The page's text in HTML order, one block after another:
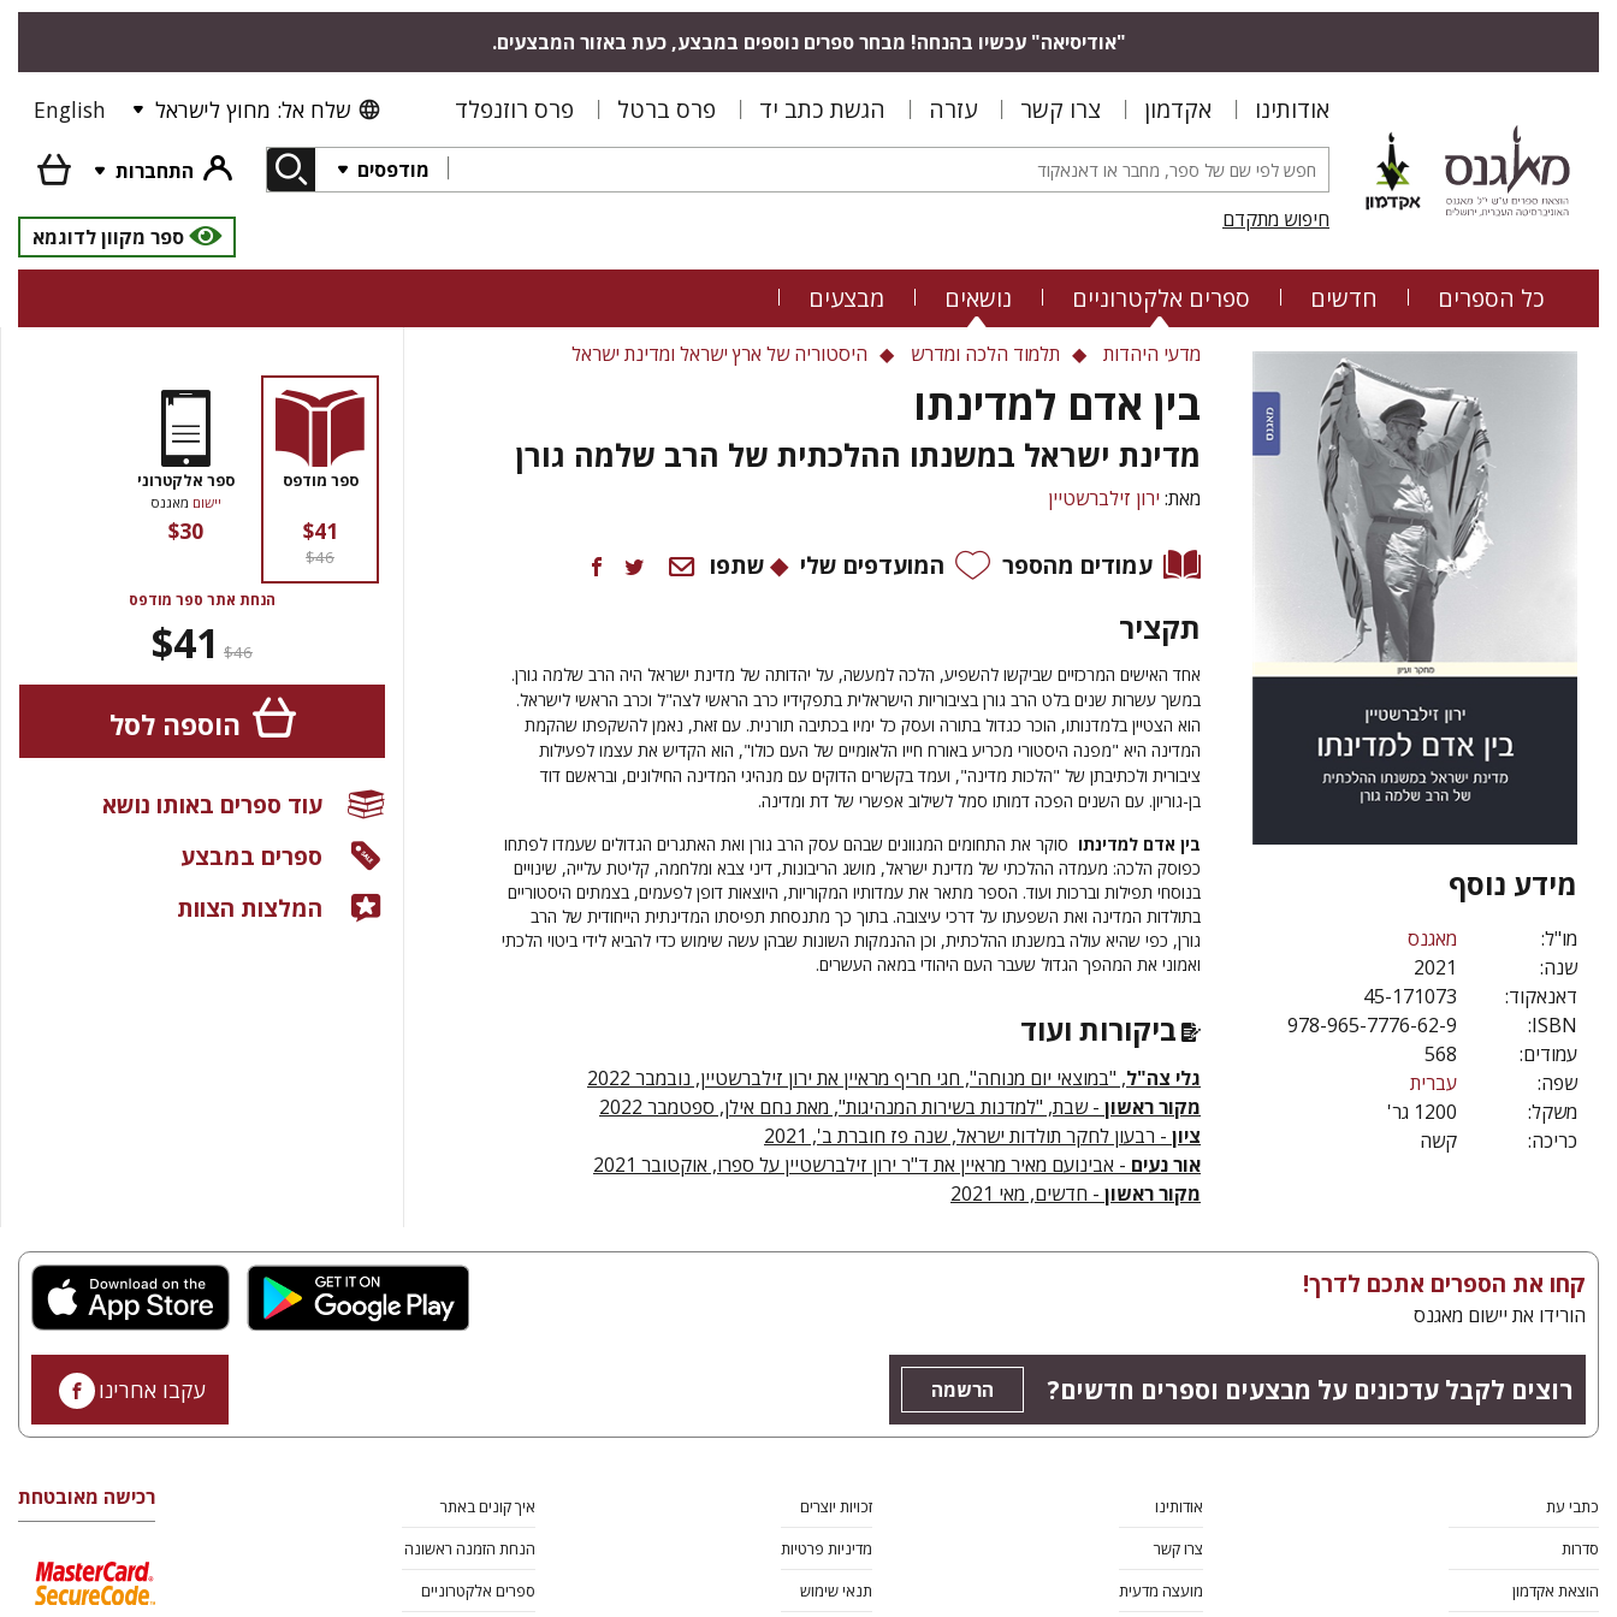
"אודיסיאה" עכשיו בהנחה! מבחר ספרים נוספים במבצע, כעת באזור המבצעים.
אודותינו אקדמון צרו קשר עזרה הגשת כתב יד פרס ברטל פרס רוזנפלד שלח אל: מחוץ לישראל English
מודפסים
התחברות
חיפוש מתקדם
ספר מקוון לדוגמא
כל הספרים חדשים ספרים אלקטרוניים נושאים מבצעים
מידע נוסף
מו"ל:
מאגנס
שנה:
2021
דאנאקוד:
45-171073
ISBN:
978-965-7776-62-9
עמודים:
568
שפה:
עברית
משקל:
1200 גר'
כריכה:
קשה
מדעי היהדות תלמוד הלכה ומדרש היסטוריה של ארץ ישראל ומדינת ישראל
בין אדם למדינתו
מדינת ישראל במשנתו ההלכתית של הרב שלמה גורן
מאת: ירון זילברשטיין
עמודים מהספר המועדפים שלי שתפו
תקציר
אחד האישים המרכזיים שביקשו להשפיע, הלכה למעשה, על יהדותה של מדינת ישראל היה הרב שלמה גורן.
במשך עשרות שנים בלט הרב גורן בציבוריות הישראלית בתפקידיו כרב הראשי לצה"ל וכרב הראשי לישראל.
הוא הצטיין בלמדנותו, הוכר כגדול בתורה ועסק כל ימיו בכתיבה תורנית. עם זאת, נאמן להשקפתו שהקמת
המדינה היא "מפנה היסטורי מכריע באורח חייו הלאומיים של העם כולו", הוא הקדיש את עצמו לפעילות
ציבורית ולכתיבתן של "הלכות מדינה", ועמד בקשרים הדוקים עם מנהיגי המדינה החילונים, ובראשם דוד
בן-גוריון. עם השנים הפכה דמותו סמל לשילוב אפשרי של דת ומדינה.
בין אדם למדינתו סוקר את התחומים המגוונים שבהם עסק הרב גורן ואת האתגרים הגדולים שעמדו לפתחו
כפוסק הלכה: מעמדה ההלכתי של מדינת ישראל, מושג הריבונות, דיני צבא ומלחמה, קליטת עלייה, שינויים
בנוסחי תפילות וברכות ועוד. הספר מתאר את עמדותיו המקוריות, היוצאות דופן לפעמים, בצמתים היסטוריים
בתולדות המדינה ואת השפעתו על דרכי עיצובה. בתוך כך מתנסחת תפיסתו המדינתית הייחודית של הרב
גורן, כפי שהיא עולה במשנתו ההלכתית, וכן ההנמקות השונות שבהן עשה שימוש כדי להביא לידי ביטוי הלכתי
ואמוני את המהפך הגדול שעבר העם היהודי במאה העשרים.
ביקורות ועוד
גלי צה"ל, "במוצאי יום מנוחה", חגי חריף מראיין את ירון זילברשטיין, נובמבר 2022
מקור ראשון - שבת, "למדנות בשירות המנהיגות", מאת נחם אילן, ספטמבר 2022
ציון - רבעון לחקר תולדות ישראל, שנה פז חוברת ב', 2021
אור נעים - אבינועם מאיר מראיין את ד"ר ירון זילברשטיין על ספרו, אוקטובר 2021
מקור ראשון - חדשים, מאי 2021
ספר מודפס
$41
$46
ספר אלקטרוני
יישום מאגנס
$30
הנחת אתר ספר מודפס
$46
$41
הוספה לסל
עוד ספרים באותו נושא
ספרים במבצע
המלצות הצוות
קחו את הספרים אתכם לדרך!
הורידו את יישום מאגנס
רוצים לקבל עדכונים על מבצעים וספרים חדשים? הרשמה עקבו אחרינו
כתבי עת
סדרות
הוצאת אקדמון
אודותינו
צרו קשר
מועצה מדעית
זכויות יוצרים
מדיניות פרטיות
תנאי שימוש
איך קונים באתר
הנחת הזמנה ראשונה
ספרים אלקטרוניים
רכישה מאובטחת